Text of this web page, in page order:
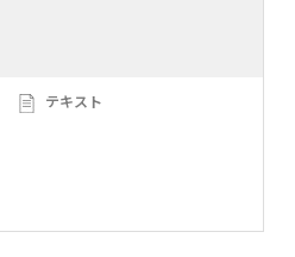
テキスト